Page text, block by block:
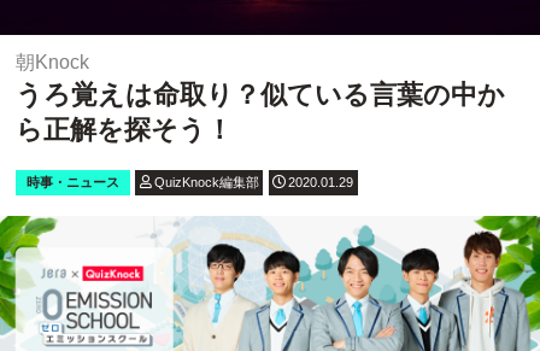
朝Knock
うろ覚えは命取り？似ている言葉の中か
ら正解を探そう！
時事・ニュース QuizKnock編集部 2020.01.29